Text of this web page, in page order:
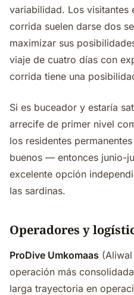
variabilidad. Los visitantes
corrida suelen darse dos
maximizar sus
viaje de cuatro días con
corrida tiene una
Si es buceador y estaría
arrecife de primer nivel
los residentes
buenos — entonces junio-
excelente opción
las sardinas.
Operadores y
ProDive Umkomaas
operación más
larga trayectoria en